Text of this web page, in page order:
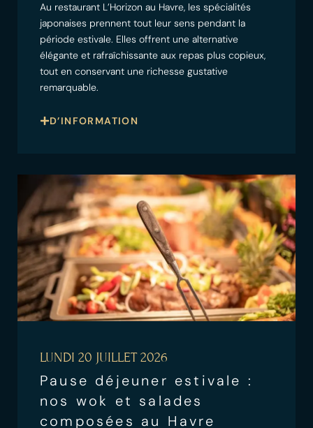
Au restaurant L’Horizon au Havre, les spécialités
japonaises prennent tout leur sens pendant la
période estivale. Elles offrent une alternative
élégante et rafraîchissante aux repas plus copieux,
tout en conservant une richesse gustative
remarquable.
D’INFORMATION
LUNDI 20 JUILLET 2026
Pause déjeuner estivale :
nos wok et salades
composées au Havre